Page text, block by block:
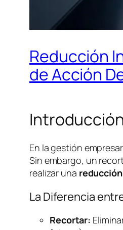
Reducción
de Acción
En la gestión
Sin embargo, un
realizar una
La Diferencia
Recortar: